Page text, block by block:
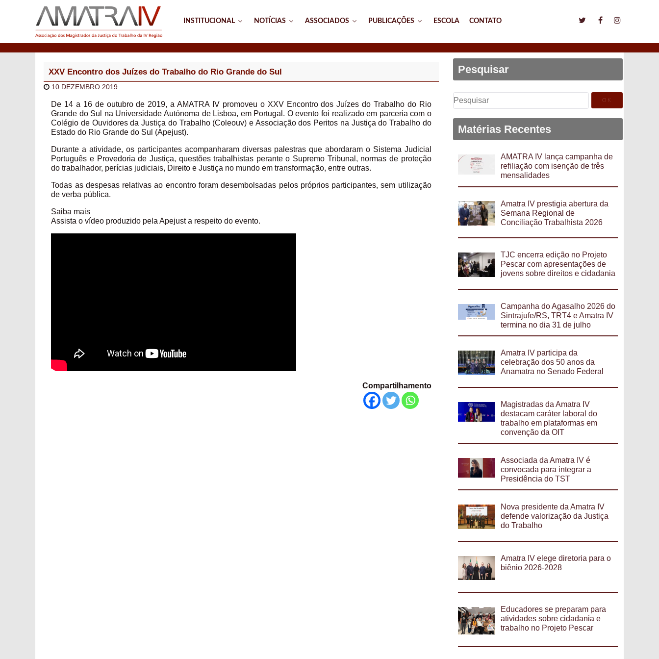
INSTITUCIONAL NOTÍCIAS ASSOCIADOS PUBLICAÇÕES ESCOLA CONTATO
XXV Encontro dos Juízes do Trabalho do Rio Grande do Sul
10 DEZEMBRO 2019
De 14 a 16 de outubro de 2019, a AMATRA IV promoveu o XXV Encontro dos Juízes do Trabalho do Rio
Grande do Sul na Universidade Autónoma de Lisboa, em Portugal. O evento foi realizado em parceria com o
Colégio de Ouvidores da Justiça do Trabalho (Coleouv) e Associação dos Peritos na Justiça do Trabalho do
Estado do Rio Grande do Sul (Apejust).
Durante a atividade, os participantes acompanharam diversas palestras que abordaram o Sistema Judicial
Português e Provedoria de Justiça, questões trabalhistas perante o Supremo Tribunal, normas de proteção
do trabalhador, perícias judiciais, Direito e Justiça no mundo em transformação, entre outras.
Todas as despesas relativas ao encontro foram desembolsadas pelos próprios participantes, sem utilização
de verba pública.
Saiba mais
Assista o vídeo produzido pela Apejust a respeito do evento.
Compartilhamento
Pesquisar
Pesquisar
por:
Matérias Recentes
AMATRA IV lança campanha de
refiliação com isenção de três
mensalidades
Amatra IV prestigia abertura da
Semana Regional de
Conciliação Trabalhista 2026
TJC encerra edição no Projeto
Pescar com apresentações de
jovens sobre direitos e cidadania
Campanha do Agasalho 2026 do
Sintrajufe/RS, TRT4 e Amatra IV
termina no dia 31 de julho
Amatra IV participa da
celebração dos 50 anos da
Anamatra no Senado Federal
Magistradas da Amatra IV
destacam caráter laboral do
trabalho em plataformas em
convenção da OIT
Associada da Amatra IV é
convocada para integrar a
Presidência do TST
Nova presidente da Amatra IV
defende valorização da Justiça
do Trabalho
Amatra IV elege diretoria para o
biênio 2026-2028
Educadores se preparam para
atividades sobre cidadania e
trabalho no Projeto Pescar